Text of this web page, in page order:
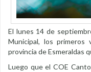
El lunes 14 de
Municipal, los primeros
provincia de Esmeraldas
Luego que el COE